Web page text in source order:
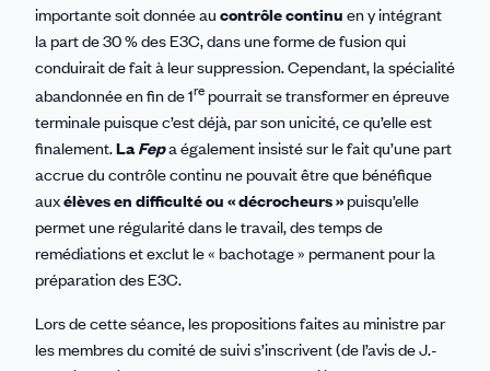
importante soit donnée au contrôle continu en y intégrant
la part de 30 % des E3C, dans une forme de fusion qui
conduirait de fait à leur suppression. Cependant, la spécialité
abandonnée en fin de 1re pourrait se transformer en épreuve
terminale puisque c’est déjà, par son unicité, ce qu’elle est
finalement.LaFepa également insisté sur le fait qu’une part
accrue du contrôle continu ne pouvait être que bénéfique
auxélèves en difficulté ou « décrocheurs » puisqu’elle
permet une régularité dans le travail, des temps de
remédiations et exclut le « bachotage » permanent pour la
préparation des E3C.
Lors de cette séance, les propositions faites au ministre par
les membres du comité de suivi s’inscrivent (de l’avis de J.-